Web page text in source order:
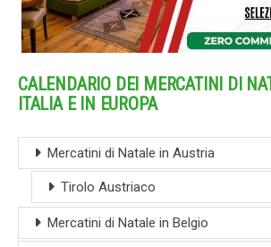
CALENDARIO DEI MERCATINI DI
ITALIA E IN EUROPA
Mercatini di Natale in Austria
Tirolo Austriaco
Mercatini di Natale in Belgio